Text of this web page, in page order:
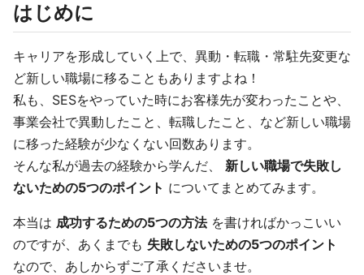
はじめに
キャリアを形成していく上で、異動・転職・常駐先変更な
ど新しい職場に移ることもありますよね！
私も、SESをやっていた時にお客様先が変わったことや、
事業会社で異動したこと、転職したこと、など新しい職場
に移った経験が少なくない回数あります。
そんな私が過去の経験から学んだ、 新しい職場で失敗し
ないための5つのポイント についてまとめてみます。
本当は 成功するための5つの方法を書ければかっこいい
のですが、あくまでも 失敗しないための5つのポイント
なので、あしからずご了承くださいませ。